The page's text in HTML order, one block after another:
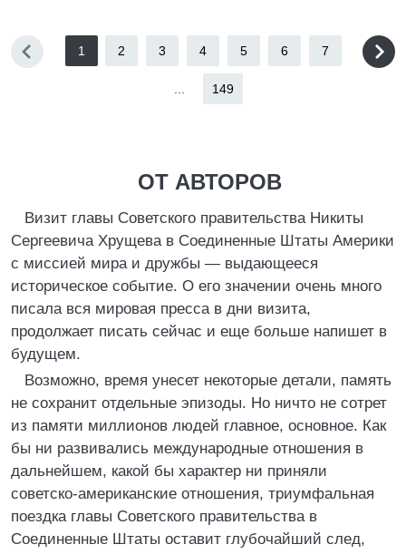
1 2 3 4 5 6 7
149
ОТ АВТОРОВ
Визит главы Советского правительства Никиты
Сергеевича Хрущева в Соединенные Штаты Америки
с миссией мира и дружбы — выдающееся
историческое событие. О его значении очень много
писала вся мировая пресса в дни визита,
продолжает писать сейчас и еще больше напишет в
будущем.
Возможно, время унесет некоторые детали, память
не сохранит отдельные эпизоды. Но ничто не сотрет
из памяти миллионов людей главное, основное. Как
бы ни развивались международные отношения в
дальнейшем, какой бы характер ни приняли
советско-американские отношения, триумфальная
поездка главы Советского правительства в
Соединенные Штаты оставит глубочайший след,